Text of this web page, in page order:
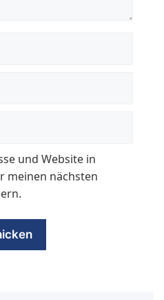
und Website in
meinen nächsten